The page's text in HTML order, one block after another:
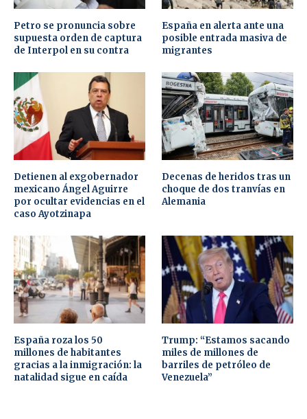
Petro se pronuncia sobre
supuesta orden de captura
de Interpol en su contra
España en alerta ante una
posible entrada masiva de
migrantes
Detienen al exgobernador
mexicano Ángel Aguirre
por ocultar evidencias en el
caso Ayotzinapa
Decenas de heridos tras un
choque de dos tranvías en
Alemania
España roza los 50
millones de habitantes
gracias a la inmigración: la
natalidad sigue en caída
Trump: “Estamos sacando
miles de millones de
barriles de petróleo de
Venezuela”